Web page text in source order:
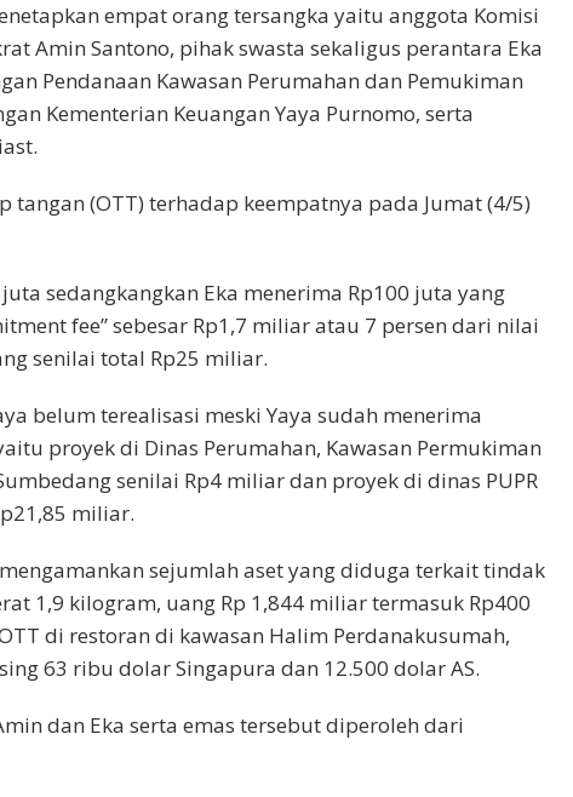
empat orang tersangka yaitu anggota Komisi
Amin Santono, pihak swasta sekaligus perantara Eka
Pendanaan Kawasan Perumahan dan Pemukiman
Kementerian Keuangan Yaya Purnomo, serta
tangan (OTT) terhadap keempatnya pada Jumat (4/5)
sedangkangkan Eka menerima Rp100 juta yang
fee” sebesar Rp1,7 miliar atau 7 persen dari nilai
senilai total Rp25 miliar.
belum terealisasi meski Yaya sudah menerima
proyek di Dinas Perumahan, Kawasan Permukiman
senilai Rp4 miliar dan proyek di dinas PUPR
miliar.
sejumlah aset yang diduga terkait tindak
1,9 kilogram, uang Rp 1,844 miliar termasuk Rp400
di restoran di kawasan Halim Perdanakusumah,
63 ribu dolar Singapura dan 12.500 dolar AS.
dan Eka serta emas tersebut diperoleh dari